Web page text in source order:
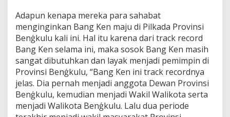
Adapun kenapa mereka para sahabat
menginginkan Bang Ken maju di Pilkada Provinsi
Benģkulu kali ini. Hal itu karena dari track record
Bang Ken selama ini, maka sosok Bang Ken masih
sangat dibutuhkan dan layak menjadi pemimpin di
Provinsi Benģkulu, “Bang Ken ini track recordnya
jelas. Dia pernah menjadi anggota Dewan Provinsi
Benģkulu, kemudian menjadi Wakil Walikota serta
menjadi Walikota Benģkulu. Lalu dua periode